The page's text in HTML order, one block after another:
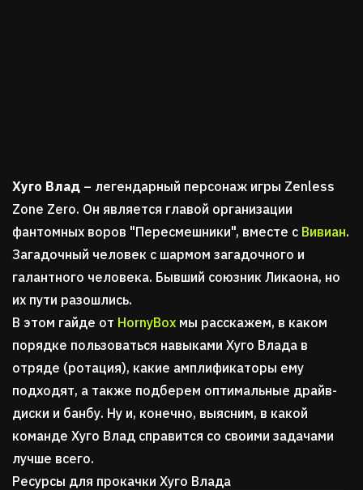
Хуго Влад – легендарный персонаж игры Zenless
Zone Zero. Он является главой организации
фантомных воров "Пересмешники", вместе с Вивиан.
Загадочный человек с шармом загадочного и
галантного человека. Бывший союзник Ликаона, но
их пути разошлись.
В этом гайде от HornyBox мы расскажем, в каком
порядке пользоваться навыками Хуго Влада в
отряде (ротация), какие амплификаторы ему
подходят, а также подберем оптимальные драйв-
диски и банбу. Ну и, конечно, выясним, в какой
команде Хуго Влад справится со своими задачами
лучше всего.
Ресурсы для прокачки Хуго Влада